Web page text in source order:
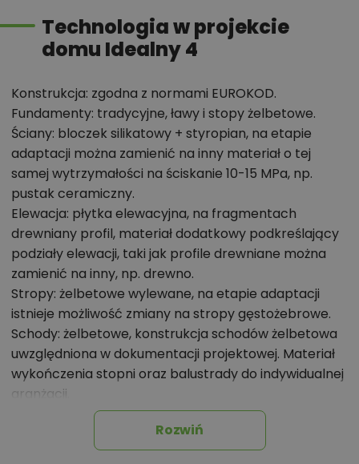
Technologia w projekcie
domu Idealny 4
Konstrukcja: zgodna z normami EUROKOD.
Fundamenty: tradycyjne, ławy i stopy żelbetowe.
Ściany: bloczek silikatowy + styropian, na etapie
adaptacji można zamienić na inny materiał o tej
samej wytrzymałości na ściskanie 10-15 MPa, np.
pustak ceramiczny.
Elewacja: płytka elewacyjna, na fragmentach
drewniany profil, materiał dodatkowy podkreślający
podziały elewacji, taki jak profile drewniane można
zamienić na inny, np. drewno.
Stropy: żelbetowe wylewane, na etapie adaptacji
istnieje możliwość zmiany na stropy gęstożebrowe.
Schody: żelbetowe, konstrukcja schodów żelbetowa
uwzględniona w dokumentacji projektowej. Materiał
wykończenia stopni oraz balustrady do indywidualnej
aranżacji.
Dach: system blachy dachowej Ruukki Classic M,
konstrukcja więźby przewidziana pod pokrycie ciężkie
dla I strefy wiatrowej i II strefy śniegowej.
Rozwiń